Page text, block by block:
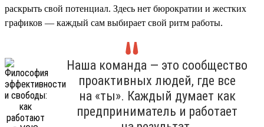
раскрыть свой потенциал. Здесь нет бюрократии и жестких
графиков — каждый сам выбирает свой ритм работы.
Наша команда — это сообщество
проактивных людей, где все
на «ты». Каждый думает как
предприниматель и работает